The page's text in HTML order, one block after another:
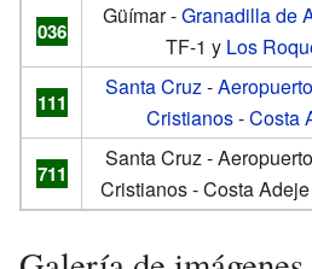
036
Güímar -Granadilla de
TF-1 y Los
111
Santa Cruz-
Cristianos-Costa
711
Santa Cruz -
Cristianos - Costa